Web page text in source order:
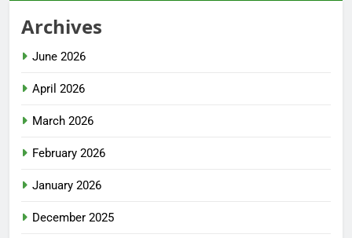
Archives
June 2026
April 2026
March 2026
February 2026
January 2026
December 2025